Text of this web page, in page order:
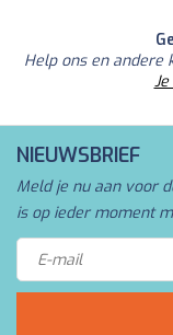
Help ons en andere
NIEUWSBRIEF
Meld je nu aan voor
is op ieder moment